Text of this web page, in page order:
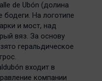
de Ubón (долина
бодеги. На логотипе
и мост, над
вяз. За основу
геральдическое
входит в
компании